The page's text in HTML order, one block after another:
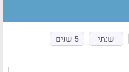
שנתי 5 שנים